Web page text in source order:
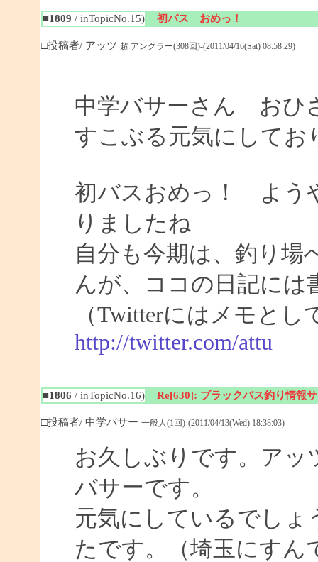
■1809 / inTopicNo.15) 初バス おめっ！
□投稿者/ アッツ 超 アングラー(308回)-(2011/04/16(Sat) 08:58:29)
中学バサーさん おひ
すこぶる元気にしてお
初バスおめっ！ よう
りましたね
自分も今期は、釣り場
んが、ココの日記には
（Twitterにはメモと
http://twitter.com/attu
■1806 / inTopicNo.16) Re[630]: ブラックバス釣り情報
□投稿者/ 中学バサー 一般人(1回)-(2011/04/13(Wed) 18:38:03)
お久しぶりです。アッ
バサーです。
元気にしているでしょ
たです。（埼玉にすん